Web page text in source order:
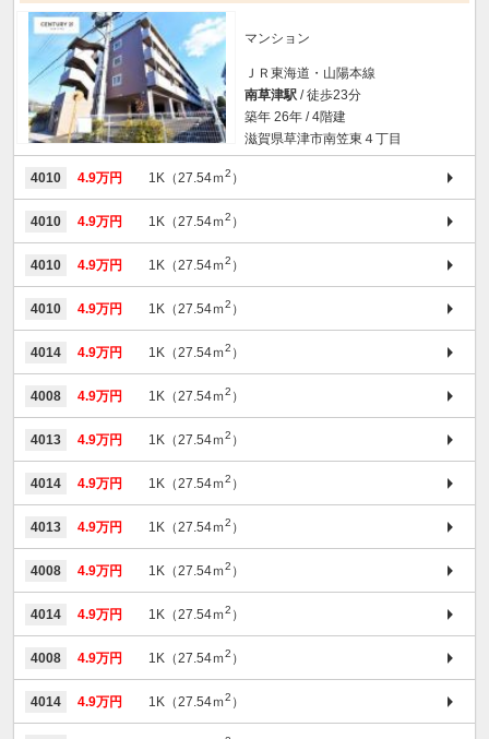
マンション
ＪＲ東海道・山陽本線
南草津駅 / 徒歩23分
築年 26年 / 4階建
滋賀県草津市南笠東４丁目
4010 4.9万円 1K（27.54ｍ2 ）
4010 4.9万円 1K（27.54ｍ2 ）
4010 4.9万円 1K（27.54ｍ2 ）
4010 4.9万円 1K（27.54ｍ2 ）
4014 4.9万円 1K（27.54ｍ2 ）
4008 4.9万円 1K（27.54ｍ2 ）
4013 4.9万円 1K（27.54ｍ2 ）
4014 4.9万円 1K（27.54ｍ2 ）
4013 4.9万円 1K（27.54ｍ2 ）
4008 4.9万円 1K（27.54ｍ2 ）
4014 4.9万円 1K（27.54ｍ2 ）
4008 4.9万円 1K（27.54ｍ2 ）
4014 4.9万円 1K（27.54ｍ2 ）